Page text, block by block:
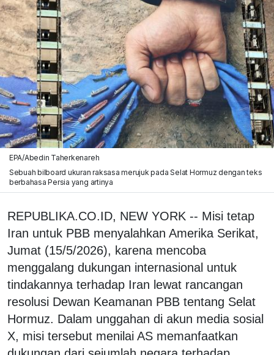
EPA/Abedin Taherkenareh
Sebuah bilboard ukuran raksasa merujuk pada Selat Hormuz dengan teks
berbahasa Persia yang artinya
REPUBLIKA.CO.ID, NEW YORK -- Misi tetap
Iran untuk PBB menyalahkan Amerika Serikat,
Jumat (15/5/2026), karena mencoba
menggalang dukungan internasional untuk
tindakannya terhadap Iran lewat rancangan
resolusi Dewan Keamanan PBB tentang Selat
Hormuz. Dalam unggahan di akun media sosial
X, misi tersebut menilai AS memanfaatkan